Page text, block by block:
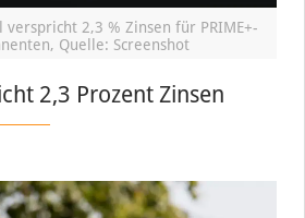
verspricht 2,3 % Zinsen für PRIME+-
Quelle: Screenshot
2,3 Prozent Zinsen